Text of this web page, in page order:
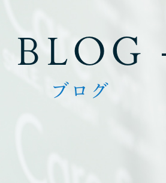
BLOG
ブログ